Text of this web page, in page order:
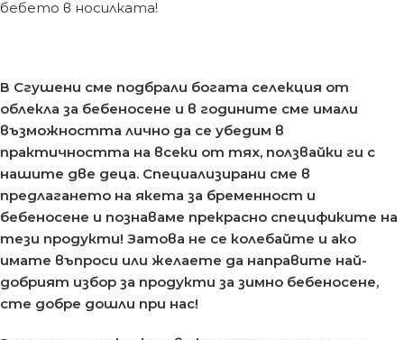
бебето в носилката!
В Сгушени сме подбрали богата селекция от
облекла за бебеносене и в годините сме имали
възможността лично да се убедим в
практичността на всеки от тях, ползвайки ги с
нашите две деца. Специализирани сме в
предлагането на якета за бременност и
бебеносене и познаваме прекрасно спецификите на
тези продукти! Затова не се колебайте и ако
имате въпроси или желаете да направите най-
добрият избор за продукти за зимно бебеносене,
сте добре дошли при нас!